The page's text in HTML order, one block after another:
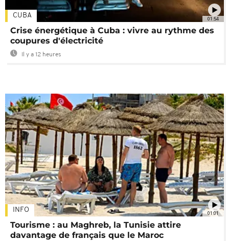
01:54
CUBA
Crise énergétique à Cuba : vivre au rythme des
coupures d'électricité
Il y a 12 heures
01:01
INFO
Tourisme : au Maghreb, la Tunisie attire
davantage de français que le Maroc